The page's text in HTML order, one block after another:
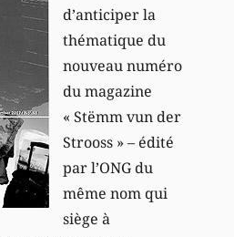
d’anticiper la
thématique du
nouveau numéro
du magazine
« Stëmm vun der
Strooss » – édité
par l’ONG du
même nom qui
siège à